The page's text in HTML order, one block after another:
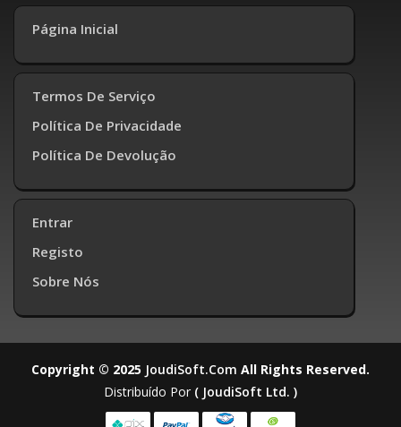
Página Inicial
Termos De Serviço
Política De Privacidade
Política De Devolução
Entrar
Registo
Sobre Nós
Copyright © 2025 JoudiSoft.com All Rights Reserved.
Distribuído Por ( JoudiSoft Ltd. )